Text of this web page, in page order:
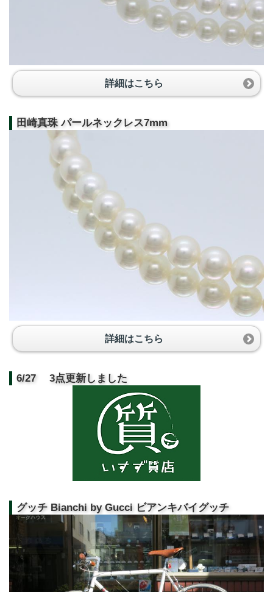
詳細はこちら
田崎真珠 パールネックレス7mm
詳細はこちら
6/27 3点更新しました
グッチ Bianchi by Gucci ビアンキバイグッチ